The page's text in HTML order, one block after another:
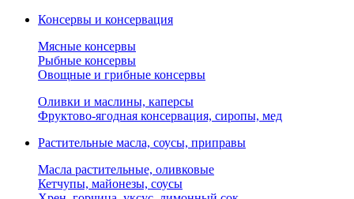
Консервы и консервация
Мясные консервы
Рыбные консервы
Овощные и грибные консервы
Оливки и маслины, каперсы
Фруктово-ягодная консервация, сиропы, мед
Растительные масла, соусы, приправы
Масла растительные, оливковые
Кетчупы, майонезы, соусы